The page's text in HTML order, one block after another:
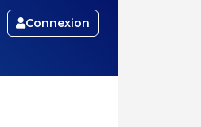
Connexion